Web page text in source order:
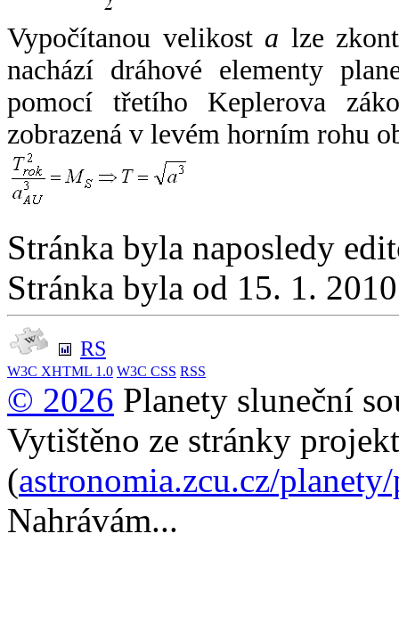
Vypočítanou velikost a lze
nachází dráhové elementy
pomocí třetího Keplerova
zobrazená v levém horním rohu
Stránka byla naposledy
Stránka byla od 15. 1.
RS
W3C XHTML 1.0 W3C CSS RSS
© 2026 Planety sluneční
Vytištěno ze stránky
(astronomia.zcu.cz/
Nahrávám...